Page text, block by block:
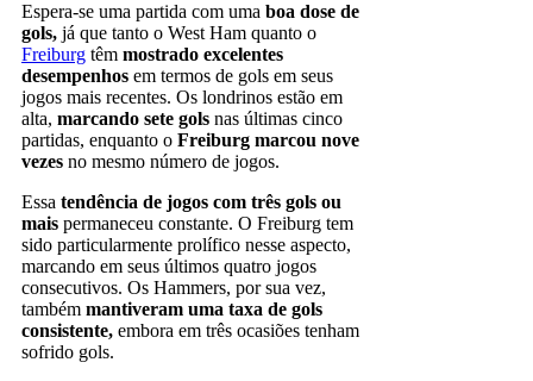
Espera-se uma partida com uma boa dose de
gols, já que tanto o West Ham quanto o
Freiburg têm mostrado excelentes
desempenhos em termos de gols em seus
jogos mais recentes. Os londrinos estão em
alta, marcando sete gols nas últimas cinco
partidas, enquanto o Freiburg marcou nove
vezes no mesmo número de jogos.
Essa tendência de jogos com três gols ou
mais permaneceu constante. O Freiburg tem
sido particularmente prolífico nesse aspecto,
marcando em seus últimos quatro jogos
consecutivos. Os Hammers, por sua vez,
também mantiveram uma taxa de gols
consistente, embora em três ocasiões tenham
sofrido gols.